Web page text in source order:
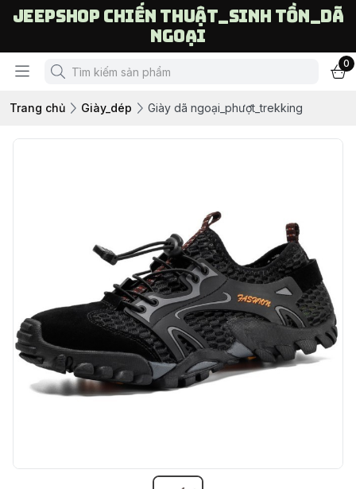
Jeepshop chiến thuật_sinh tồn_dã
ngoại
0
Trang chủ Giày_dép Giày dã ngoại_phượt_trekking